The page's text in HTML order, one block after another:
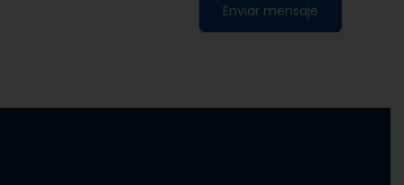
Enviar mensaje